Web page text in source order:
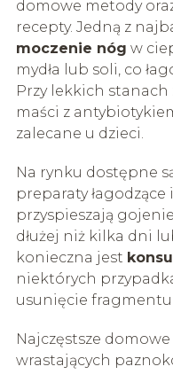
domowe metody
recepty. Jedną z
moczenie nóg w
mydła lub soli, co
Przy lekkich
maści z
zalecane u dzieci.
Na rynku dostępne
preparaty
przyspieszają
dłużej niż kilka dni
konieczna jest
niektórych
usunięcie
Najczęstsze
wrastających